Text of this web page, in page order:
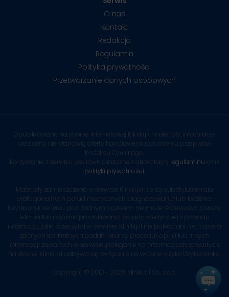
O nas
Kontakt
Redakcja
Regulamin
Polityka prywatności
Przetwarzanie danych osobowych
Opublikowane na stronie internetowej Kliniki.pl materiały, informacje
oraz ceny nie stanowią oferty handlowej w rozumieniu przepisów
Kodeksu Cywilnego.
Korzystanie z serwisu jest równoznaczne z akceptacją regulaminu oraz
polityki prywatności
Materiały zamieszczone w serwisie Kliniki.pl nie są substytutem dla
profesjonalnych porad medycznych, diagnozowania lub leczenia.
Użytkownik serwisu pod żadnym pozorem nie może lekceważyć porady
lekarza lub opóźnić poszukiwania porady medycznej z powodu
informacji, jakie przeczytał w serwisie. Kliniki.pl nie poleca ani nie popiera
żadnych konkretnych badań, lekarzy, procedur, opinii lub innych
informacji zawartych w serwisie, poleganie na informacjach zawartych
na stronie Kliniki.pl odbywa się wyłącznie na własne ryzyko Użytkownika.
Copyright © 2012 - 2026 Kliniki.pl Sp. z o.o.